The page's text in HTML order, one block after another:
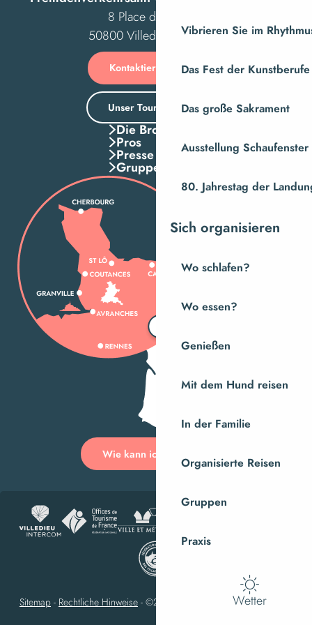
Vibrieren Sie im
Das Fest der Kunstberufe
Das große Sakrament
Ausstellung
80. Jahrestag der
Sich organisieren
Wo schlafen?
Wo essen?
Genießen
Mit dem Hund reisen
In der Familie
Organisierte Reisen
Gruppen
Praxis
Wetter
8 Place des Costils
50800 Villedieu-les-Poêles
Kontaktieren Sie uns
Unser Tourismusbüro
Die Broschuren
Pros
Presse
Gruppen
Wie kann ich kommen?
Sitemap - Rechtliche Hinweise - ©2023 Villedieu-les-Poêles Intercom